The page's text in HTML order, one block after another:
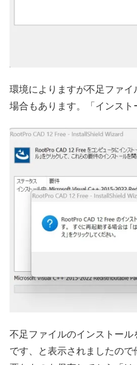
環境によりますが不足ファ
場合もあります。「インスト
不足ファイルのインストー
です、と表示されましたの